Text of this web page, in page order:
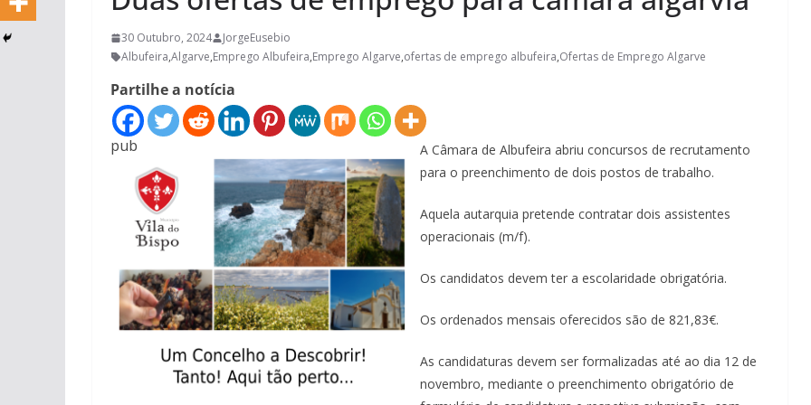
30 Outubro, 2024
JorgeEusebio
Albufeira,Algarve,Emprego Albufeira,Emprego Algarve,ofertas de emprego albufeira,Ofertas de Emprego Algarve
Partilhe a notícia
pub
A Câmara de Albufeira abriu concursos de recrutamento
para o preenchimento de dois postos de trabalho.
Aquela autarquia pretende contratar dois assistentes
operacionais (m/f).
Os candidatos devem ter a escolaridade obrigatória.
Os ordenados mensais oferecidos são de 821,83€.
As candidaturas devem ser formalizadas até ao dia 12 de
novembro, mediante o preenchimento obrigatório de